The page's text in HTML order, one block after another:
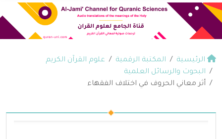
الرئيسية المكتبة الرقمية
علوم القرآن الكريم
البحوث والرسائل العلمية
أثر معاني الحروف في اختلاف الفقهاء